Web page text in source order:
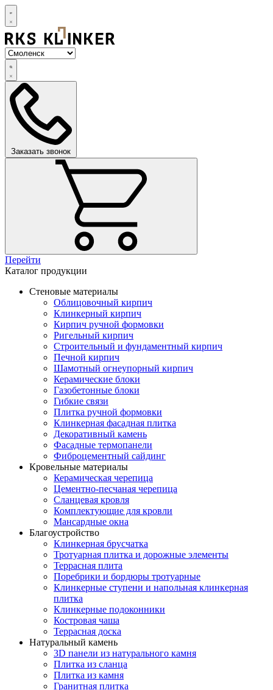
Заказать звонок
Перейти
Каталог продукции
Стеновые материалы
Облицовочный кирпич
Клинкерный кирпич
Кирпич ручной формовки
Ригельный кирпич
Строительный и фундаментный кирпич
Печной кирпич
Шамотный огнеупорный кирпич
Керамические блоки
Газобетонные блоки
Гибкие связи
Плитка ручной формовки
Клинкерная фасадная плитка
Декоративный камень
Фасадные термопанели
Фиброцементный сайдинг
Кровельные материалы
Керамическая черепица
Цементно-песчаная черепица
Сланцевая кровля
Комплектующие для кровли
Мансардные окна
Благоустройство
Клинкерная брусчатка
Тротуарная плитка и дорожные элементы
Террасная плита
Поребрики и бордюры тротуарные
Клинкерные ступени и напольная клинкерная
плитка
Клинкерные подоконники
Костровая чаша
Террасная доска
Натуральный камень
3D панели из натурального камня
Плитка из сланца
Плитка из камня
Гранитная плитка